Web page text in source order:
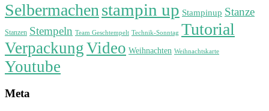
Selbermachen stampin up Stampinup Stanze
Stanzen Stempeln Team Geschtempelt Technik-Sonntag Tutorial
VerpackungVideo Weihnachten Weihnachtskarte
Youtube
Meta